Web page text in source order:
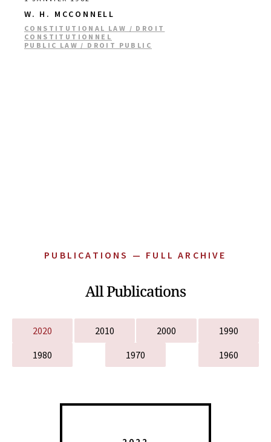
W. H. MCCONNELL
CONSTITUTIONAL LAW / DROIT
CONSTITUTIONNEL
PUBLIC LAW / DROIT PUBLIC
PUBLICATIONS — FULL ARCHIVE
All Publications
2020 2010 2000
1990
1980
1970 1960